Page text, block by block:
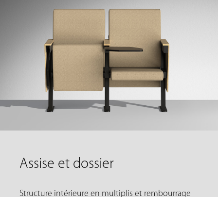
Assise et dossier
Structure intérieure en multiplis et rembourrage